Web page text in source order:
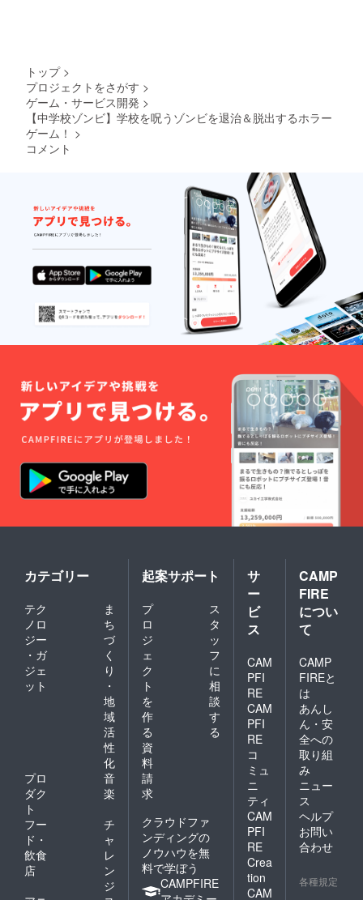
トップ >
プロジェクトをさがす >
ゲーム・サービス開発 >
【中学校ゾンビ】学校を呪うゾンビを退治＆脱出するホラー
ゲーム！ >
コメント
カテゴリー
テク
ノロ
ジー
・ガ
ジェ
ット
ま
ち
づ
く
り
・
地
域
活
性
化
プロ
ダク
ト
音
楽
フー
ド・
飲食
店
チ
ャ
レ
ン
ジ
起案サポート
プ
ロ
ジ
ェ
ク
ト
を
作
る
ス
タ
ッ
フ
に
相
談
す
る
資
料
請
求
クラウドファ
ンディングの
ノウハウを無
料で学ぼう
CAMPFIRE
サ
ー
ビ
ス
CAM
PFI
RE
CAM
PFI
RE
コ
ミュ
ニ
ティ
CAM
PFI
RE
Crea
tion
CAM
CAMP
FIRE
につい
て
CAMP
FIREと
は
あんし
ん・安
全への
取り組
み
ニュー
ス
ヘルプ
お問い
合わせ
各種規定